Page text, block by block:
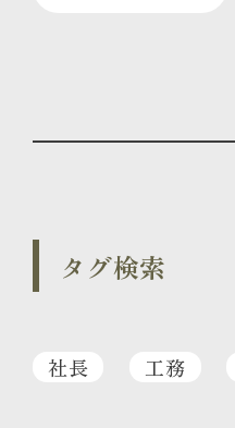
タグ検索
社長 工務